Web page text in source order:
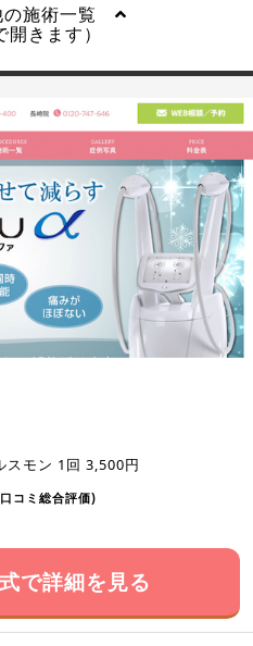
の施術一覧
開きます）
スモン 1回 3,500円
コミ総合評価)
で詳細を見る